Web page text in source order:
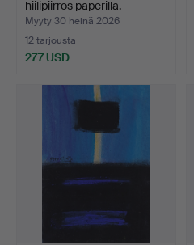
hiilipiirros paperilla.
Myyty 30 heinä 2026
12 tarjousta
277 USD